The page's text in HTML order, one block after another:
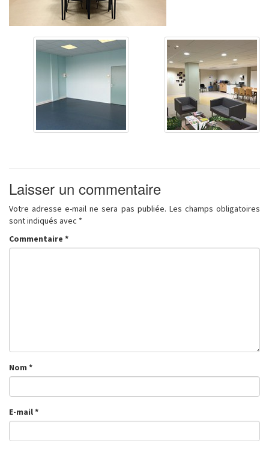
Laisser un commentaire
Votre adresse e-mail ne sera pas publiée. Les champs obligatoires
sont indiqués avec *
Commentaire *
Nom *
E-mail*